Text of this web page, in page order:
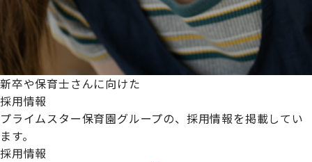
新卒や保育士さんに向けた
採用情報
プライムスター保育園グループの、採用情報を掲載してい
ます。
採用情報